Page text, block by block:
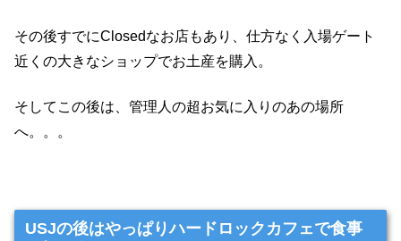
その後すでにClosedなお店もあり、仕方なく入場ゲート
近くの大きなショップでお土産を購入。
そしてこの後は、管理人の超お気に入りのあの場所
へ。。。
USJの後はやっぱりハードロックカフェで食事